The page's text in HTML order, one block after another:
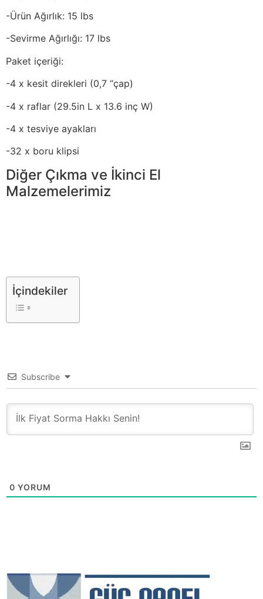
-Ürün Ağırlık: 15 lbs
-Sevirme Ağırlığı: 17 lbs
Paket içeriği:
-4 x kesit direkleri (0,7 “çap)
-4 x raflar (29.5in L x 13.6 inç W)
-4 x tesviye ayakları
-32 x boru klipsi
Diğer Çıkma ve İkinci El
Malzemelerimiz
İçindekiler
Subscribe
0 YORUM